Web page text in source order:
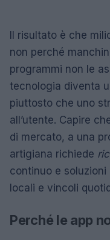
Il risultato è che
non perché
programmi non le
tecnologia diventa
piuttosto che uno
all’utente. Capire
di mercato, a una
artigiana richiede
continuo e
locali e vincoli
Perché le app